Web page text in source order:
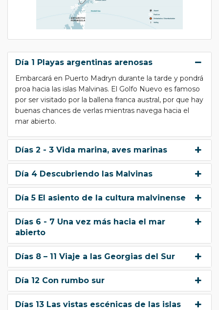
Día 1 Playas argentinas arenosas
Embarcará en Puerto Madryn durante la tarde y pondrá
proa hacia las islas Malvinas. El Golfo Nuevo es famoso
por ser visitado por la ballena franca austral, por que hay
buenas chances de verlas mientras navega hacia el
mar abierto.
Días 2 - 3 Vida marina, aves marinas
Día 4 Descubriendo las Malvinas
Día 5 El asiento de la cultura malvinense
Días 6 - 7 Una vez más hacia el mar
abierto
Días 8 – 11 Viaje a las Georgias del Sur
Día 12 Con rumbo sur
Días 13 Las vistas escénicas de las islas